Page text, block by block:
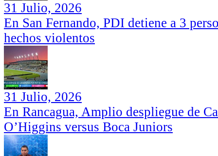
31 Julio, 2026
En San Fernando, PDI detiene a 3
hechos violentos
31 Julio, 2026
En Rancagua, Amplio despliegue de
O’Higgins versus Boca Juniors